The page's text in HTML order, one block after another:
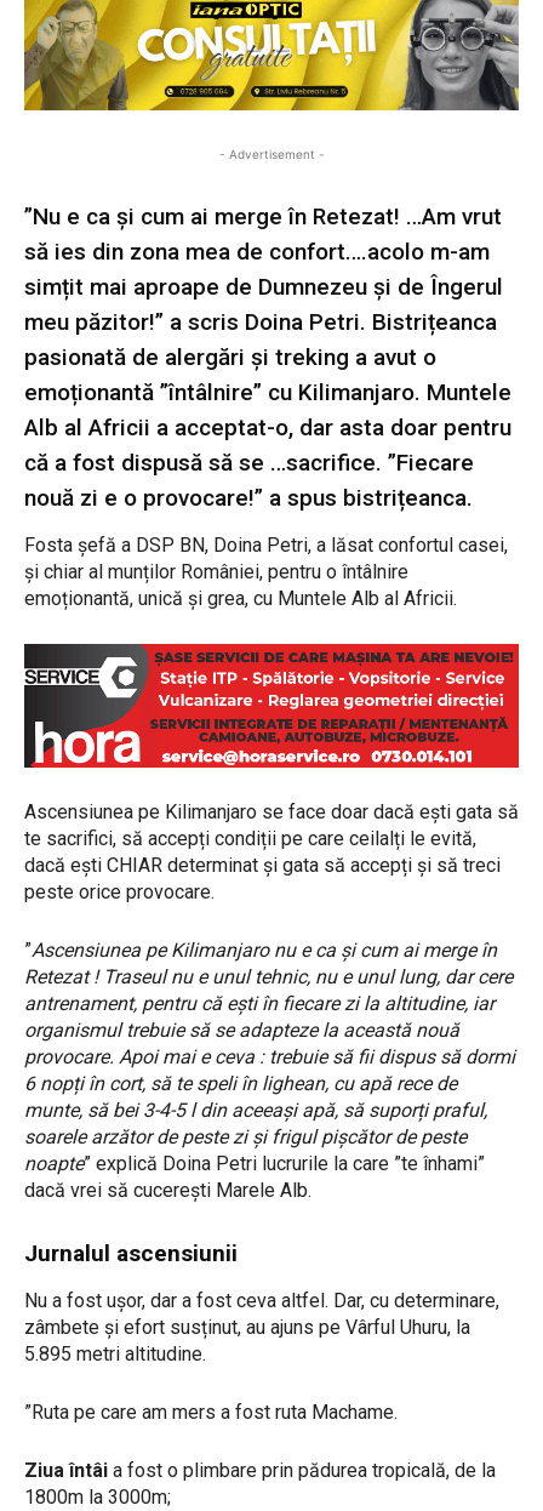
- Advertisement -
”Nu e ca și cum ai merge în Retezat! …Am vrut
să ies din zona mea de confort….acolo m-am
simțit mai aproape de Dumnezeu și de Îngerul
meu păzitor!” a scris Doina Petri. Bistrițeanca
pasionată de alergări și treking a avut o
emoționantă ”întâlnire” cu Kilimanjaro. Muntele
Alb al Africii a acceptat-o, dar asta doar pentru
că a fost dispusă să se …sacrifice. ”Fiecare
nouă zi e o provocare!” a spus bistrițeanca.
Fosta șefă a DSP BN, Doina Petri, a lăsat confortul casei,
și chiar al munților României, pentru o întâlnire
emoționantă, unică și grea, cu Muntele Alb al Africii.
Ascensiunea pe Kilimanjaro se face doar dacă ești gata să
te sacrifici, să accepți condiții pe care ceilalți le evită,
dacă ești CHIAR determinat și gata să accepți și să treci
peste orice provocare.
”Ascensiunea pe Kilimanjaro nu e ca și cum ai merge în
Retezat ! Traseul nu e unul tehnic, nu e unul lung, dar cere
antrenament, pentru că ești în fiecare zi la altitudine, iar
organismul trebuie să se adapteze la această nouă
provocare. Apoi mai e ceva : trebuie să fii dispus să dormi
6 nopți în cort, să te speli în lighean, cu apă rece de
munte, să bei 3-4-5 l din aceeași apă, să suporți praful,
soarele arzător de peste zi și frigul pișcător de peste
noapte” explică Doina Petri lucrurile la care ”te înhami”
dacă vrei să cucerești Marele Alb.
Jurnalul ascensiunii
Nu a fost ușor, dar a fost ceva altfel. Dar, cu determinare,
zâmbete și efort susținut, au ajuns pe Vârful Uhuru, la
5.895 metri altitudine.
”Ruta pe care am mers a fost ruta Machame.
Ziua întâi a fost o plimbare prin pădurea tropicală, de la
1800m la 3000m;